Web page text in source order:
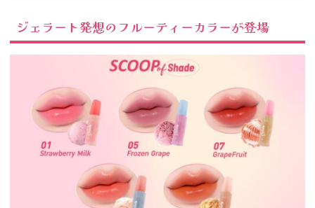
ジェラート発想のフルーティーカラーが登場